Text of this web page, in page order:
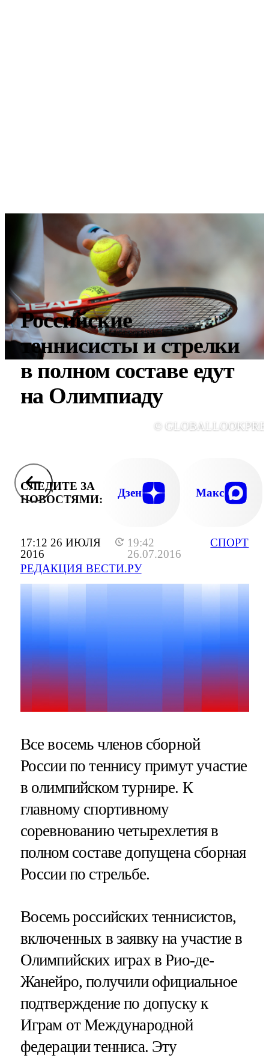
17:12 26 ИЮЛЯ
2016
19:42
26.07.2016
РЕДАКЦИЯ ВЕСТИ.РУ
СПОРТ
Российские
теннисисты и стрелки
в полном составе едут
на Олимпиаду
©
СЛЕДИТЕ ЗА
НОВОСТЯМИ:
Дзен Макс
Все восемь членов сборной
России по теннису примут участие
в олимпийском турнире. К
главному спортивному
соревнованию четырехлетия в
полном составе допущена сборная
России по стрельбе.
Восемь российских теннисистов,
включенных в заявку на участие в
Олимпийских играх в Рио-де-
Жанейро, получили официальное
подтверждение по допуску к
Играм от Международной
федерации тенниса. Эту